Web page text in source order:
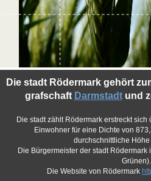
Die stadt Rödermark gehört
grafschaft Darmstadtund
Die stadt zählt Rödermark erstreckt sich
Einwohner für eine Dichte von
durchschnittliche
Die Bürgermeister der stadt
Grünen).
Die Website von Rödermark